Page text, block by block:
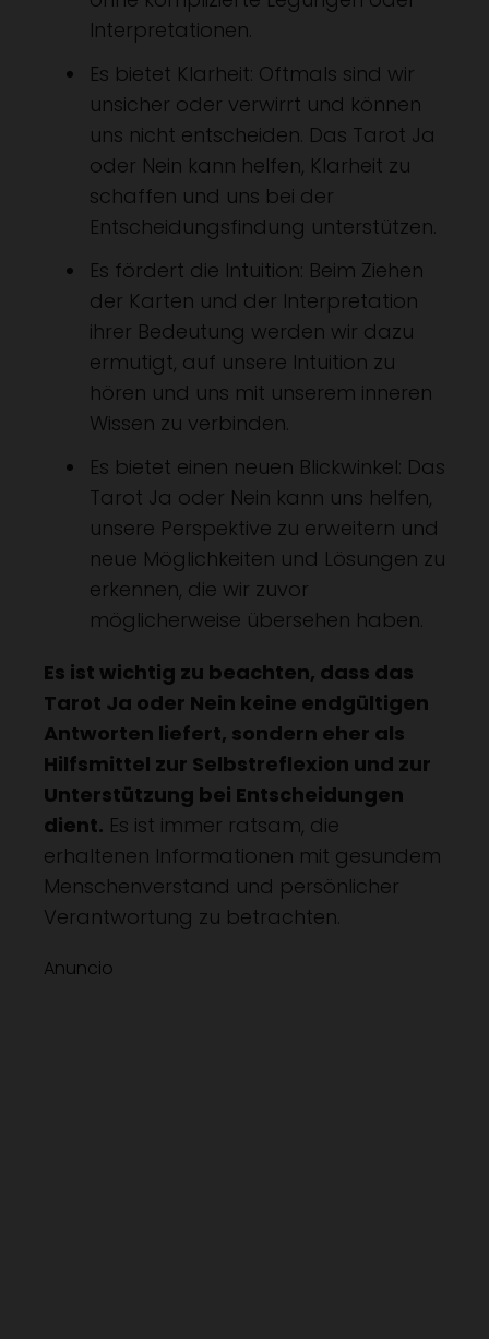
Interpretationen.
Es bietet Klarheit: Oftmals sind wir
unsicher oder verwirrt und können
uns nicht entscheiden. Das Tarot Ja
oder Nein kann helfen, Klarheit zu
schaffen und uns bei der
Entscheidungsfindung unterstützen.
Es fördert die Intuition: Beim Ziehen
der Karten und der Interpretation
ihrer Bedeutung werden wir dazu
ermutigt, auf unsere Intuition zu
hören und uns mit unserem inneren
Wissen zu verbinden.
Es bietet einen neuen Blickwinkel: Das
Tarot Ja oder Nein kann uns helfen,
unsere Perspektive zu erweitern und
neue Möglichkeiten und Lösungen zu
erkennen, die wir zuvor
möglicherweise übersehen haben.
Es ist wichtig zu beachten, dass das
Tarot Ja oder Nein keine endgültigen
Antworten liefert, sondern eher als
Hilfsmittel zur Selbstreflexion und zur
Unterstützung bei Entscheidungen
dient. Es ist immer ratsam, die
erhaltenen Informationen mit gesundem
Menschenverstand und persönlicher
Verantwortung zu betrachten.
Anuncio